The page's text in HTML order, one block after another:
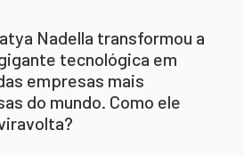
Nadella transformou a
tecnológica em
empresas mais
do mundo. Como ele